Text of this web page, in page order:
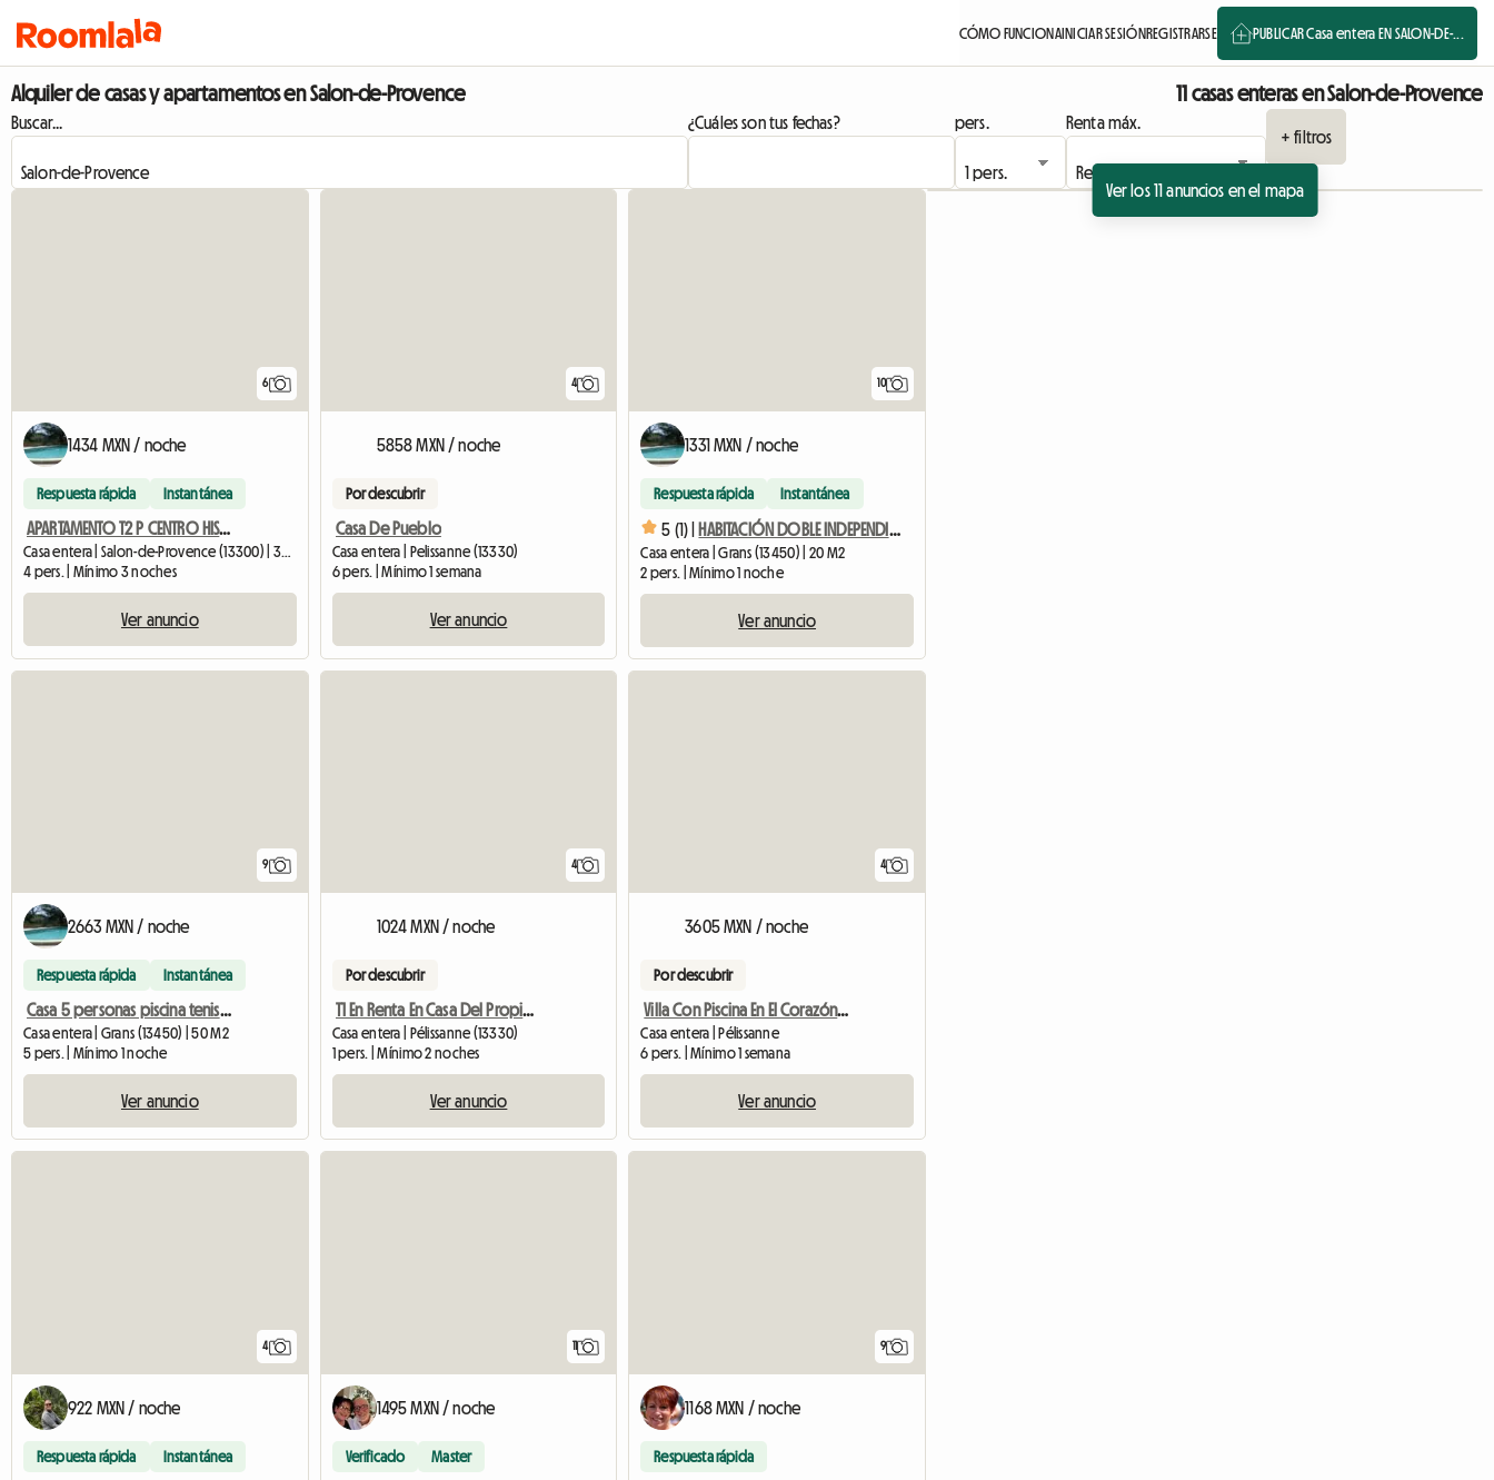
CÓMO FUNCIONAINICIAR SESIÓNREGISTRARSE PUBLICAR Casa entera EN SALON-DE-...
Alquiler de casas y apartamentos en Salon-de-Provence 11 casas enteras en Salon-de-Provence
Buscar... ¿Cuáles son tus fechas? pers.
Renta máx.
+ filtros
Ver los 11 anuncios en el mapa
6
1434 MXN / noche
Respuesta rápida Instantánea
APARTAMENTO T2 P CENTRO HISTÓRICO - L’Annex d’Alèz
Casa entera | Salon-de-Provence (13300) | 35 M2
4 pers. | Mínimo 3 noches
Ver anuncio
4
5858 MXN / noche
Por descubrir
Casa De Pueblo
Casa entera | Pelissanne (13330)
6 pers. | Mínimo 1 semana
Ver anuncio
10
1331 MXN / noche
Respuesta rápida Instantánea
5 (1) | HABITACIÓN DOBLE INDEPENDIENTE CON TERRAZA Y COCINA DE VERANO
Casa entera | Grans (13450) | 20 M2
2 pers. | Mínimo 1 noche
Ver anuncio
9
2663 MXN / noche
Respuesta rápida Instantánea
Casa 5 personas piscina tenis Le Domaine d'Alèzen
Casa entera | Grans (13450) | 50 M2
5 pers. | Mínimo 1 noche
Ver anuncio
4
1024 MXN / noche
Por descubrir
T1 En Renta En Casa Del Propietario Propiedad Cerrada
Casa entera | Pélissanne (13330)
1 pers. | Mínimo 2 noches
Ver anuncio
4
3605 MXN / noche
Por descubrir
Villa Con Piscina En El Corazón De La Provenza
Casa entera | Pélissanne
6 pers. | Mínimo 1 semana
Ver anuncio
4
922 MXN / noche
Respuesta rápida Instantánea
11
1495 MXN / noche
Verificado Master
9
1168 MXN / noche
Respuesta rápida